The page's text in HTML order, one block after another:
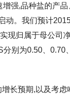
强,品种盐的产
动。我们预计
现归属于母公司
别为0.50、0.70
长预期,以及考